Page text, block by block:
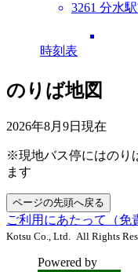
3261 分水
時刻表
のりば地図
2026年8月9日 現在
※現地バス停にはのり
ます
ページの先頭へ戻る
ご利用にあたって（免
Kotsu Co., Ltd. All Rights
Powered by